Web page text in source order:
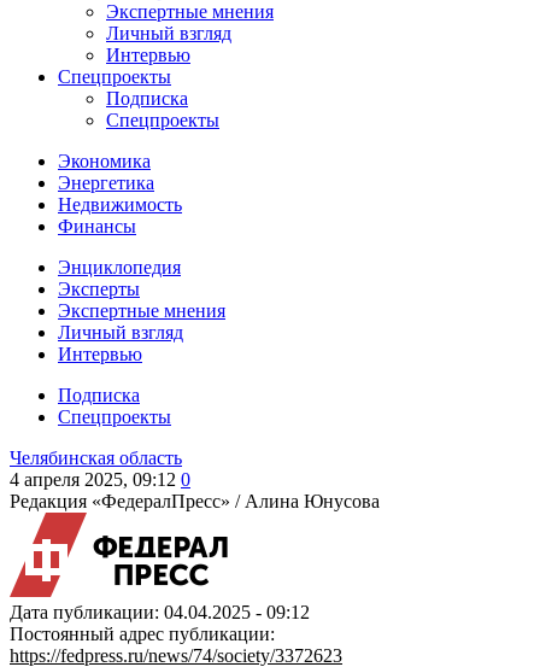
Экспертные мнения
Личный взгляд
Интервью
Спецпроекты
Подписка
Спецпроекты
Экономика
Энергетика
Недвижимость
Финансы
Энциклопедия
Эксперты
Экспертные мнения
Личный взгляд
Интервью
Подписка
Спецпроекты
Челябинская область
4 апреля 2025, 09:12 0
Редакция «ФедералПресс» / Алина Юнусова
Дата публикации: 04.04.2025 - 09:12
Постоянный адрес публикации:
https://fedpress.ru/news/74/society/3372623